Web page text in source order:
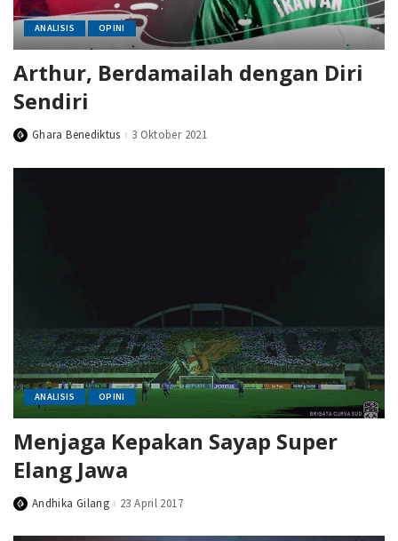
ANALISIS OPINI
Arthur, Berdamailah dengan Diri
Sendiri
PostedGhara Benediktus 3 Oktober 2021
ANALISIS OPINI
Menjaga Kepakan Sayap Super
Elang Jawa
PostedAndhika Gilang 23 April 2017